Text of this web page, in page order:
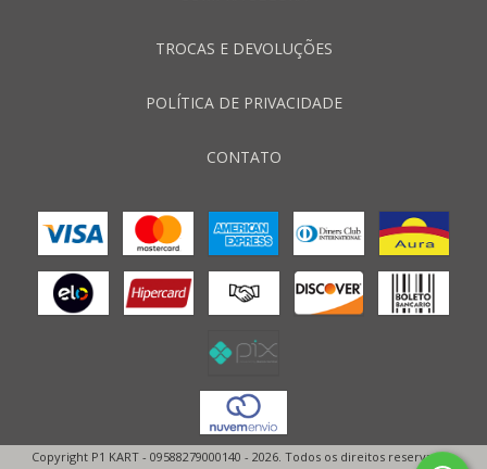
TROCAS E DEVOLUÇÕES
POLÍTICA DE PRIVACIDADE
CONTATO
Copyright P1 KART - 09588279000140 - 2026. Todos os direitos reservados.